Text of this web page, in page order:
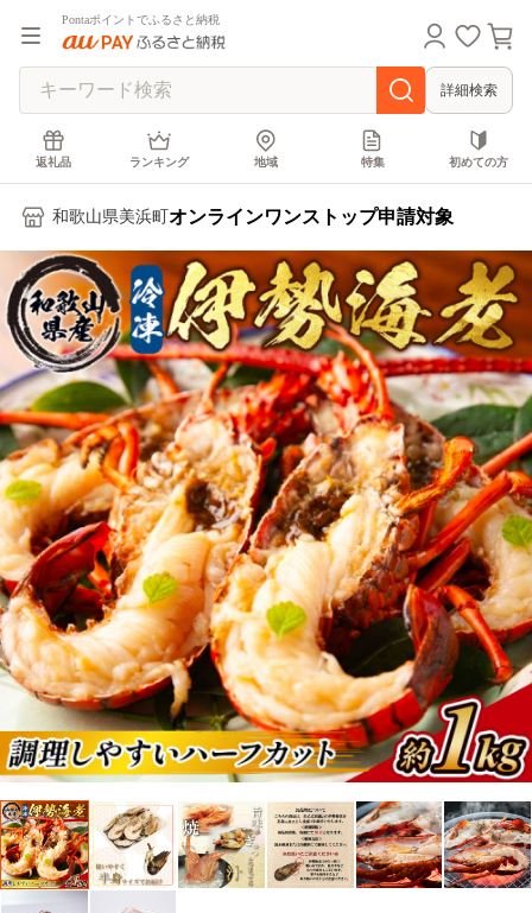
Pontaポイントでふるさと納税
詳細検索
返礼品 ランキング 地域 特集 初めての方
和歌山県美浜町 オンラインワンストップ申請対象